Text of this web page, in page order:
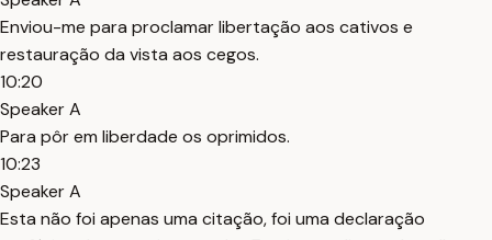
Enviou-me para proclamar libertação aos cativos e
restauração da vista aos cegos.
10:20
Speaker A
Para pôr em liberdade os oprimidos.
10:23
Speaker A
Esta não foi apenas uma citação, foi uma declaração